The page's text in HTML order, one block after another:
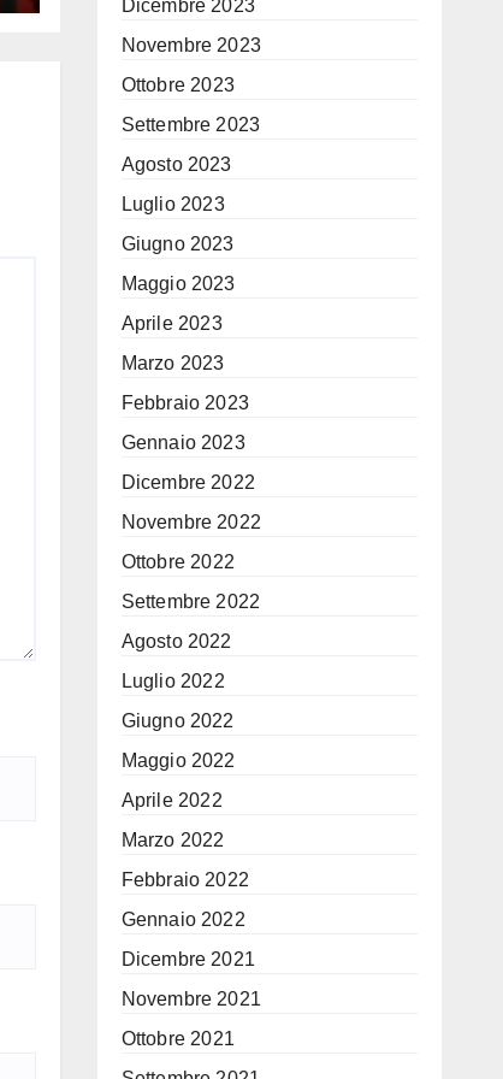
Dicembre 2023
Novembre 2023
Ottobre 2023
Settembre 2023
Agosto 2023
Luglio 2023
Giugno 2023
Maggio 2023
Aprile 2023
Marzo 2023
Febbraio 2023
Gennaio 2023
Dicembre 2022
Novembre 2022
Ottobre 2022
Settembre 2022
Agosto 2022
Luglio 2022
Giugno 2022
Maggio 2022
Aprile 2022
Marzo 2022
Febbraio 2022
Gennaio 2022
Dicembre 2021
Novembre 2021
Ottobre 2021